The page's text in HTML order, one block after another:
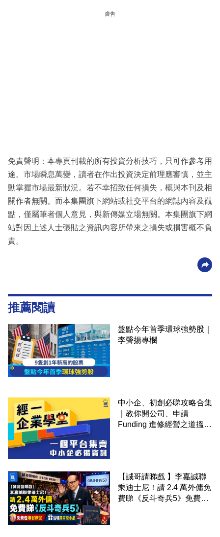
廣告
免責聲明：本專頁刊載的所有投資分析技巧，只可作參考用
途。市場瞬息萬變，讀者在作出投資決定前理應審慎，並主
動掌握市場最新狀況。若不幸招致任何損失，概與本刊及相
關作者無關。而本集團旗下網站或社交平台的網誌內容及觀
點，僅屬筆者個人意見，與新傳媒立場無關。本集團旗下網
站對因上述人士張貼之資訊內容所帶來之損失或損害概不負
責。
推薦閱讀
盤點今年首季環球強勢股｜
李聲揚專欄
中小企、初創必睇攻略合集
｜教你開公司、申請
Funding 進修經營之道搵大
【誠哥請睇戲 】李嘉誠聯
乘迪士尼！請 2.4 萬外傭免
費睇《反斗奇兵5》免費包